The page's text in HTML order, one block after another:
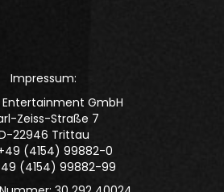
Impressum:
GmbH
Zeiss-Straße 7
22946 Trittau
(4154) 99882-0
(4154) 99882-99